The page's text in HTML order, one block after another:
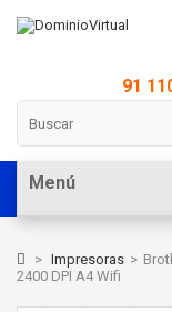
91
Menú
> Impresoras >
2400 DPI A4 Wifi